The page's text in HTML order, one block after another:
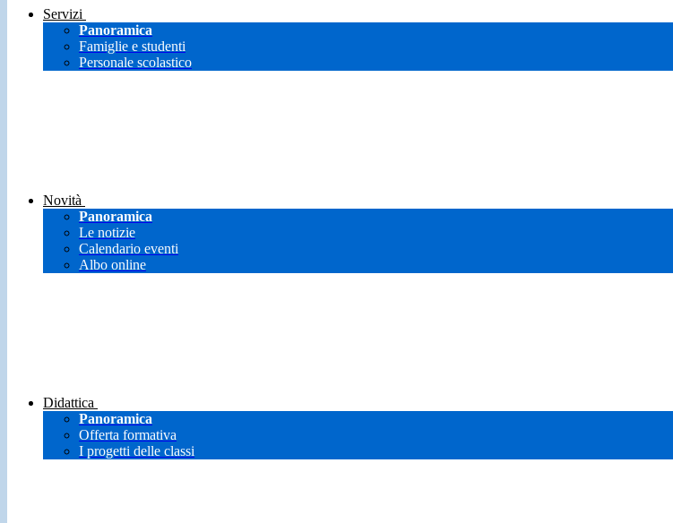
Servizi
Panoramica
Famiglie e studenti
Personale scolastico
Novità
Panoramica
Le notizie
Calendario eventi
Albo online
Didattica
Panoramica
Offerta formativa
I progetti delle classi